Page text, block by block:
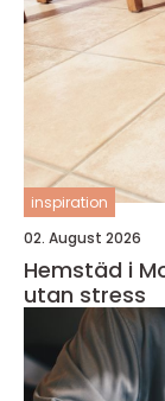
inspiration
02. August 2026
Hemstäd i
utan stress